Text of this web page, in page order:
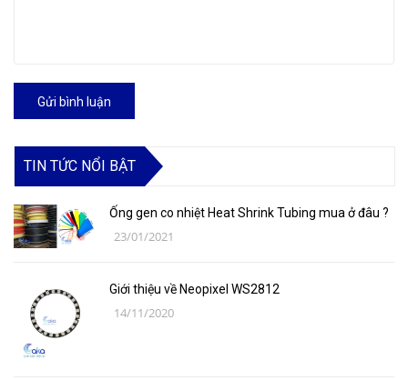
Gửi bình luận
TIN TỨC NỔI BẬT
Ống gen co nhiệt Heat Shrink Tubing mua ở đâu ?
23/01/2021
Giới thiệu về Neopixel WS2812
14/11/2020